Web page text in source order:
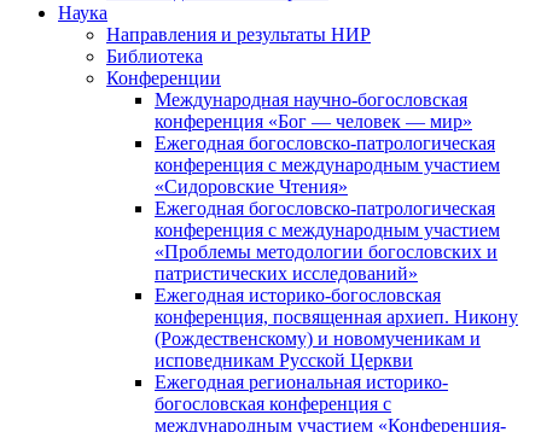
Наука
Направления и результаты НИР
Библиотека
Конференции
Международная научно-богословская
конференция «Бог — человек — мир»
Ежегодная богословско-патрологическая
конференция с международным участием
«Сидоровские Чтения»
Ежегодная богословско-патрологическая
конференция с международным участием
«Проблемы методологии богословских и
патристических исследований»
Ежегодная историко-богословская
конференция, посвященная архиеп. Никону
(Рождественскому) и новомученикам и
исповедникам Русской Церкви
Ежегодная региональная историко-
богословская конференция с
международным участием «Конференция-